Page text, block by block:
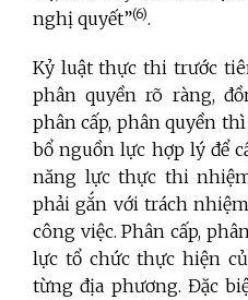
nghị quyết”(6).
Kỷ luật thực thi trước
phân quyền rõ ràng,
phân cấp, phân quyền
bổ nguồn lực hợp lý để
năng lực thực thi
phải gắn với trách
công việc. Phân cấp,
lực tổ chức thực hiện
từng địa phương. Đặc